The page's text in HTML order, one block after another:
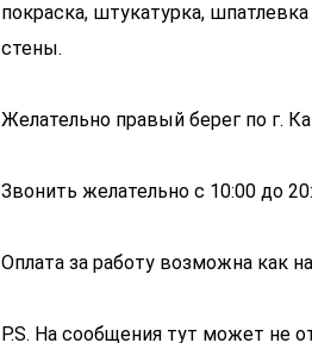
покраска, штукатурка,
стены.
Желательно правый берег по г.
Звонить желательно с 10:00 до
Оплата за работу возможна как
P.S. На сообщения тут может не